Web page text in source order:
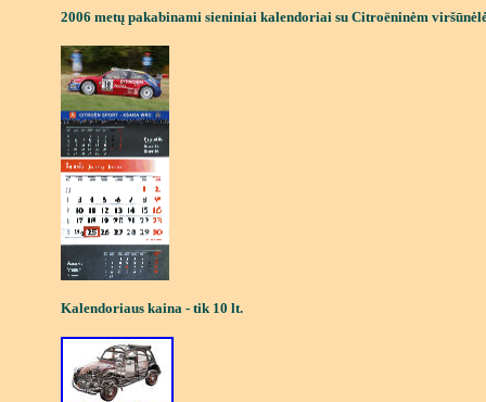
2006 metų pakabinami sieniniai kalendoriai su Citroëninėm vir
Kalendoriaus kaina - tik 10 lt.